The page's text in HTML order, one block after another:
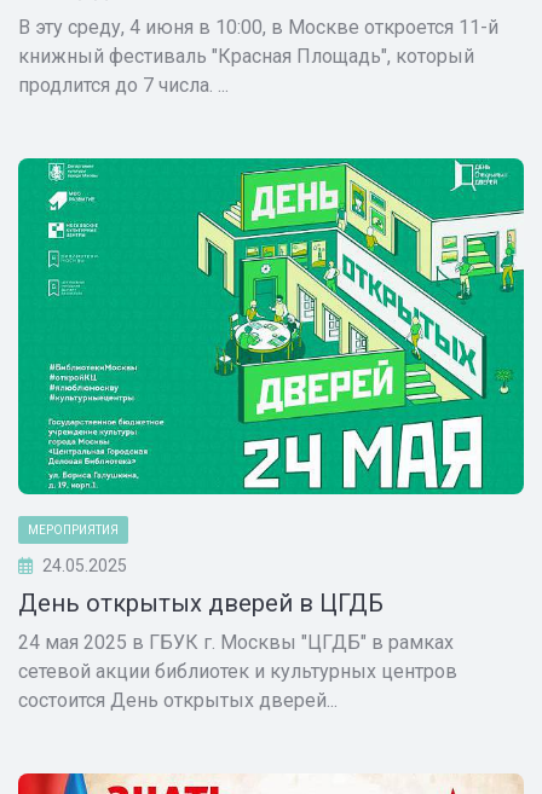
В эту среду, 4 июня в 10:00, в Москве откроется 11-й
книжный фестиваль "Красная Площадь", который
продлится до 7 числа. ...
МЕРОПРИЯТИЯ
24.05.2025
День открытых дверей в ЦГДБ
24 мая 2025 в ГБУК г. Москвы "ЦГДБ" в рамках
сетевой акции библиотек и культурных центров
состоится День открытых дверей...